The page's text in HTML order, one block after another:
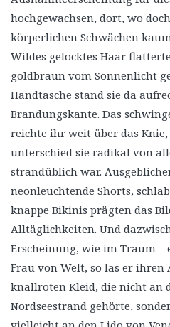
hochgewachsen, dort, wo
körperlichen Schwächen
Wildes gelocktes Haar
goldbraun vom Sonnenlicht
Handtasche stand sie da
Brandungskante. Das
reichte ihr weit über das
unterschied sie radikal von
strandüblich war.
neonleuchtende Shorts,
knappe Bikinis prägten das
Alltäglichkeiten. Und
Erscheinung, wie im Traum –
Frau von Welt, so las er ihren
knallroten Kleid, die nicht an
Nordseestrand gehörte,